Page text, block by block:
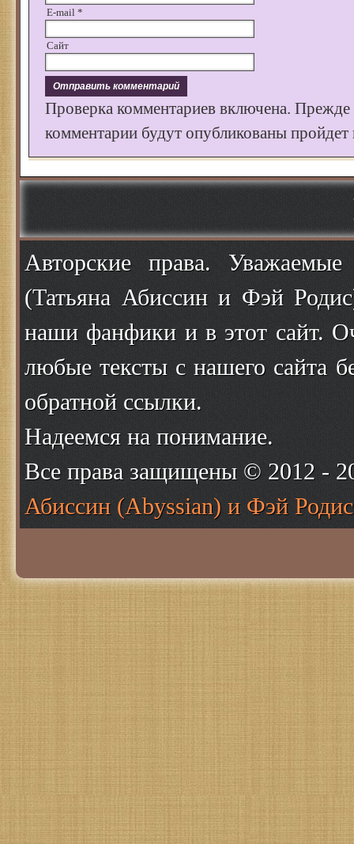
E-mail *
Сайт
Проверка комментариев включена.
комментарии будут опубликованы пройдет
Авторские права.
(Татьяна Абиссин и Фэй
наши фанфики и в этот сайт.
любые тексты с нашего сайта
обратной ссылки.
Надеемся на понимание.
Все права защищены © 2012 -
Абиссин (Abyssian) и Фэй